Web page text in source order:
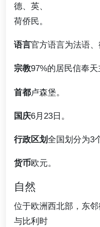
德、英、
荷侨民。
语言官方语言为法语、
宗教97%的居民信奉天
首都卢森堡。
国庆6月23日。
行政区划全国划分为3
货币欧元。
自然
位于欧洲西北部，东
与比利时